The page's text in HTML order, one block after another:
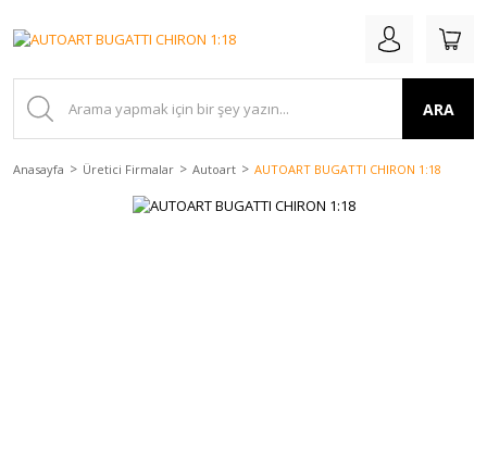
ARA
Anasayfa Üretici Firmalar Autoart AUTOART BUGATTI CHIRON 1:18